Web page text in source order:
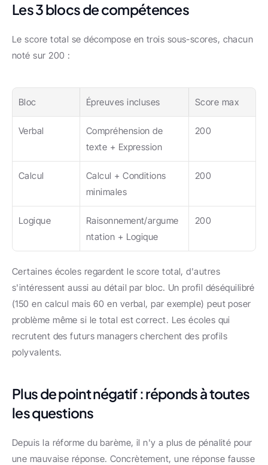
Les 3 blocs de compétences
Le score total se décompose en trois sous-scores, chacun
noté sur 200 :
Bloc Épreuves incluses Score max
Verbal
Compréhension de
texte + Expression
200
Calcul
Calcul + Conditions
minimales
200
Logique
Raisonnement/argume
ntation + Logique
200
Certaines écoles regardent le score total, d'autres
s'intéressent aussi au détail par bloc. Un profil déséquilibré
(150 en calcul mais 60 en verbal, par exemple) peut poser
problème même si le total est correct. Les écoles qui
recrutent des futurs managers cherchent des profils
polyvalents.
Plus de point négatif : réponds à toutes
les questions
Depuis la réforme du barème, il n'y a plus de pénalité pour
une mauvaise réponse. Concrètement, une réponse fausse